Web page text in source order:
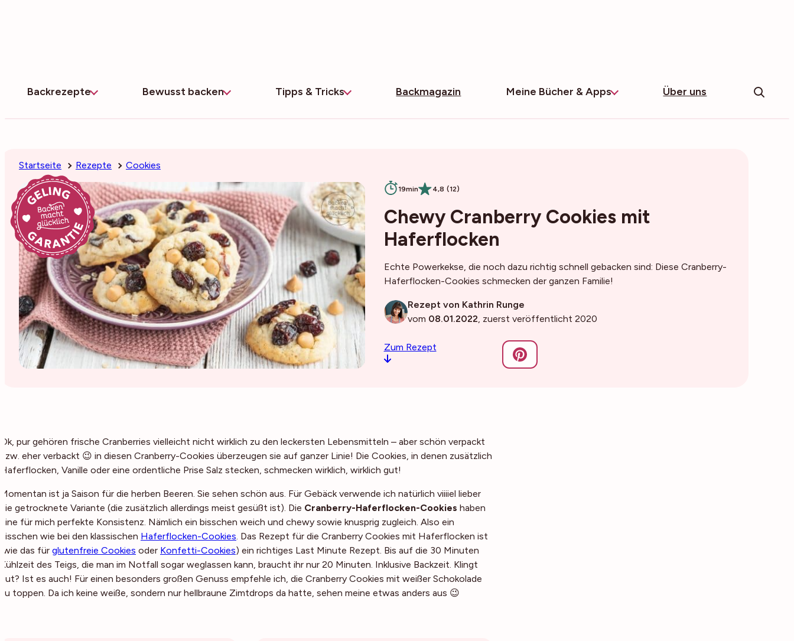
Backrezepte Bewusst backen Tipps & Tricks Backmagazin Meine Bücher & Apps Über uns
Startseite Rezepte Cookies
19min 4,8 (12)
Chewy Cranberry Cookies mit
Haferflocken
Echte Powerkekse, die noch dazu richtig schnell gebacken sind: Diese Cranberry-
Haferflocken-Cookies schmecken der ganzen Familie!
Rezept von Kathrin Runge
vom 08.01.2022, zuerst veröffentlicht 2020
Zum Rezept
Ok, pur gehören frische Cranberries vielleicht nicht wirklich zu den leckersten Lebensmitteln – aber schön verpackt
bzw. eher verbackt 😉 in diesen Cranberry-Cookies überzeugen sie auf ganzer Linie! Die Cookies, in denen zusätzlich
Haferflocken, Vanille oder eine ordentliche Prise Salz stecken, schmecken wirklich, wirklich gut!
Momentan ist ja Saison für die herben Beeren. Sie sehen schön aus. Für Gebäck verwende ich natürlich viiiiel lieber
die getrocknete Variante (die zusätzlich allerdings meist gesüßt ist). Die Cranberry-Haferflocken-Cookies haben
eine für mich perfekte Konsistenz. Nämlich ein bisschen weich und chewy sowie knusprig zugleich. Also ein
bisschen wie bei den klassischen Haferflocken-Cookies. Das Rezept für die Cranberry Cookies mit Haferflocken ist
(wie das für glutenfreie Cookies oder Konfetti-Cookies) ein richtiges Last Minute Rezept. Bis auf die 30 Minuten
Kühlzeit des Teigs, die man im Notfall sogar weglassen kann, braucht ihr nur 20 Minuten. Inklusive Backzeit. Klingt
gut? Ist es auch! Für einen besonders großen Genuss empfehle ich, die Cranberry Cookies mit weißer Schokolade
zu toppen. Da ich keine weiße, sondern nur hellbraune Zimtdrops da hatte, sehen meine etwas anders aus 😉